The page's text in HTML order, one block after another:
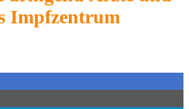
Impfzentrum